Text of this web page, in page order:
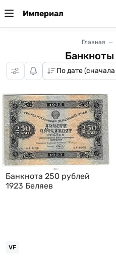
Империал
Главная
Банкноты
Банкнота 250 рублей
1923 Беляев
VF